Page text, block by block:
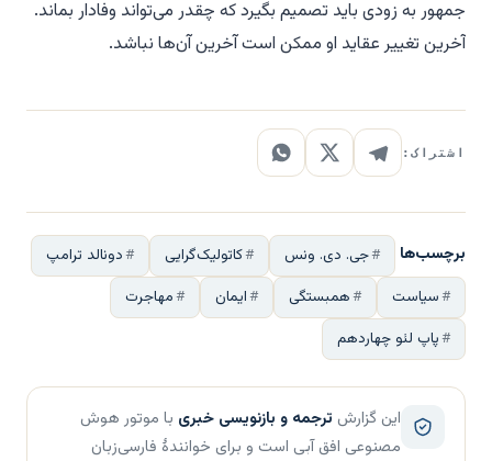
جمهور به زودی باید تصمیم بگیرد که چقدر می‌تواند وفادار بماند.
آخرین تغییر عقاید او ممکن است آخرین آن‌ها نباشد.
اشتراک:
برچسب‌ها جی. دی. ونس کاتولیک‌گرایی
دونالد ترامپ
سیاست
همبستگی ایمان
مهاجرت
پاپ لئو چهاردهم
این گزارش ترجمه و بازنویسی خبری با موتور هوش
مصنوعی افق آبی است و برای خوانندهٔ فارسی‌زبان